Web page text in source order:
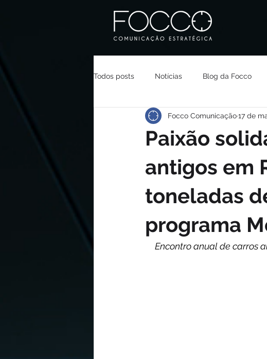
Todos posts Notícias Blog da Focco
Paixão
antigos em
toneladas
programa
Focco Comunicação17 de
Encontro anual de carros